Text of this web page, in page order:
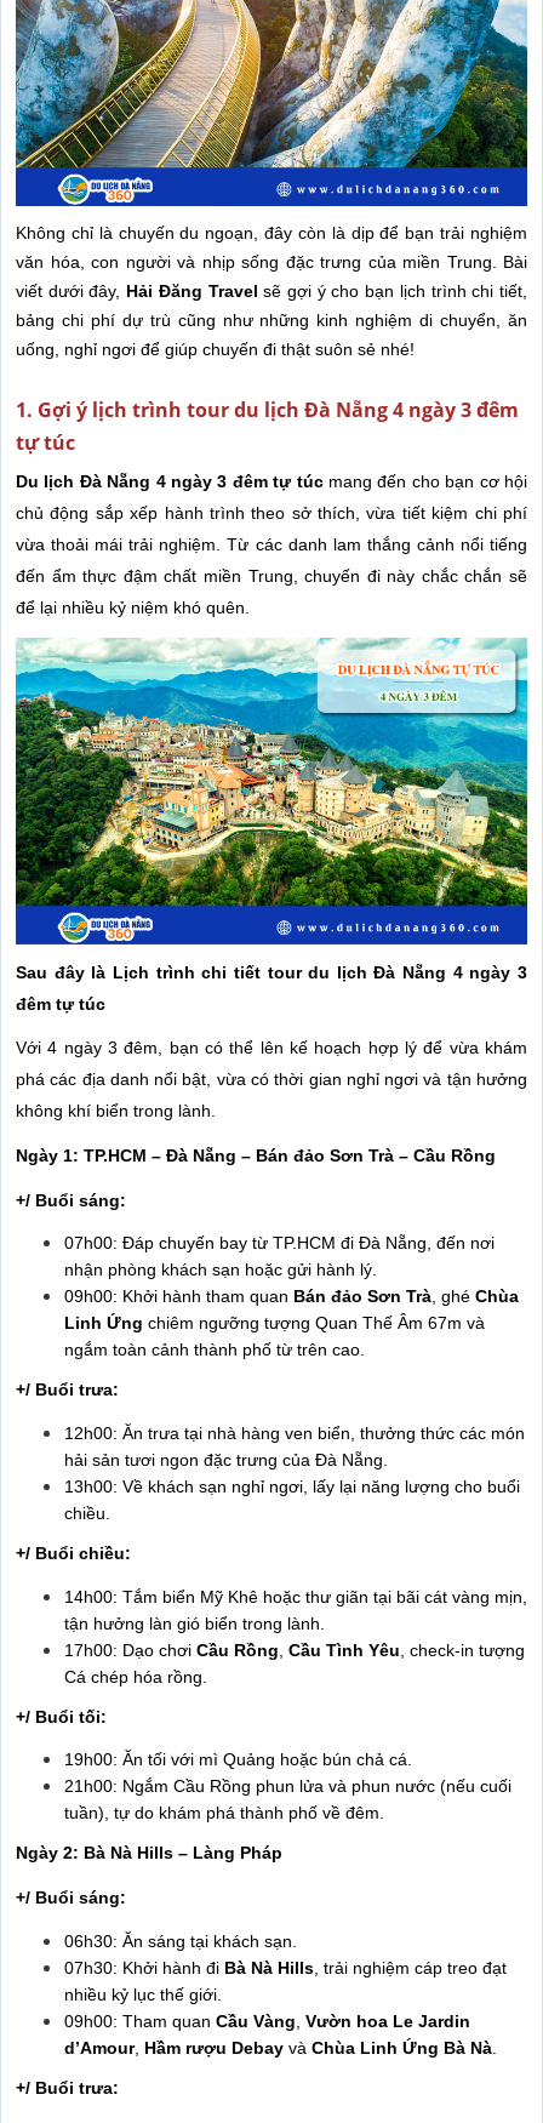
Không chỉ là chuyến du ngoạn, đây còn là dịp để bạn trải nghiệm
văn hóa, con người và nhịp sống đặc trưng của miền Trung. Bài
viết dưới đây, Hải Đăng Travelsẽ gợi ý cho bạn lịch trình chi tiết,
bảng chi phí dự trù cũng như những kinh nghiệm di chuyển, ăn
uống, nghỉ ngơi để giúp chuyến đi thật suôn sẻ nhé!
1. Gợi ý lịch trình tour du lịch Đà Nẵng 4 ngày 3 đêm
tự túc
Du lịch Đà Nẵng 4 ngày 3 đêm tự túcmang đến cho bạn cơ hội
chủ động sắp xếp hành trình theo sở thích, vừa tiết kiệm chi phí
vừa thoải mái trải nghiệm. Từ các danh lam thắng cảnh nổi tiếng
đến ẩm thực đậm chất miền Trung, chuyến đi này chắc chắn sẽ
để lại nhiều kỷ niệm khó quên.
Sau đây là Lịch trình chi tiết tour du lịch Đà Nẵng 4 ngày 3
đêm tự túc
Với 4 ngày 3 đêm, bạn có thể lên kế hoạch hợp lý để vừa khám
phá các địa danh nổi bật, vừa có thời gian nghỉ ngơi và tận hưởng
không khí biển trong lành.
Ngày 1: TP.HCM – Đà Nẵng – Bán đảo Sơn Trà – Cầu Rồng
+/ Buổi sáng:
07h00: Đáp chuyến bay từ TP.HCM đi Đà Nẵng, đến nơi
nhận phòng khách sạn hoặc gửi hành lý.
09h00: Khởi hành tham quan Bán đảo Sơn Trà, ghé Chùa
Linh Ứng chiêm ngưỡng tượng Quan Thế Âm 67m và
ngắm toàn cảnh thành phố từ trên cao.
+/ Buổi trưa:
12h00: Ăn trưa tại nhà hàng ven biển, thưởng thức các món
hải sản tươi ngon đặc trưng của Đà Nẵng.
13h00: Về khách sạn nghỉ ngơi, lấy lại năng lượng cho buổi
chiều.
+/ Buổi chiều:
14h00: Tắm biển Mỹ Khê hoặc thư giãn tại bãi cát vàng mịn,
tận hưởng làn gió biển trong lành.
17h00: Dạo chơi Cầu Rồng Cầu Tình Yêu , check-in tượng
Cá chép hóa rồng.
+/ Buổi tối:
19h00: Ăn tối với mì Quảng hoặc bún chả cá.
21h00: Ngắm Cầu Rồng phun lửa và phun nước (nếu cuối
tuần), tự do khám phá thành phố về đêm.
Ngày 2: Bà Nà Hills – Làng Pháp
+/ Buổi sáng:
06h30: Ăn sáng tại khách sạn.
07h30: Khởi hành đi Bà Nà Hills , trải nghiệm cáp treo đạt
nhiều kỷ lục thế giới.
09h00: Tham quan Cầu Vàng Vườn hoa Le Jardin
d’Amour, Hầm rượu Debay và Chùa Linh Ứng Bà Nà
+/ Buổi trưa: